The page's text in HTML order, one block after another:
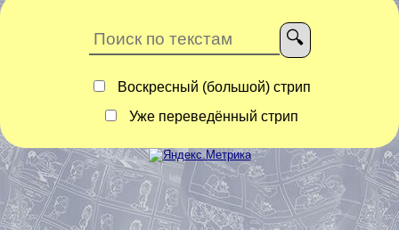
Воскресный (большой) стрип
Уже переведённый стрип